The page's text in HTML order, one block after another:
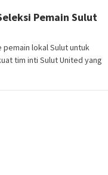
Pemain Sulut
pemain lokal Sulut untuk
tim inti Sulut United yang